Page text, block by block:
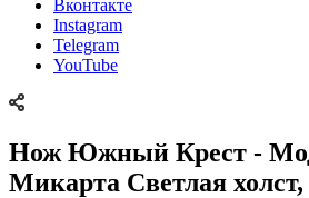
Вконтакте
Instagram
Telegram
YouTube
Нож Южный Крест -
Микарта Светлая холст,